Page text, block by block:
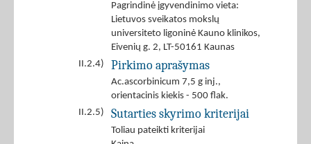
Pagrindinė įgyvendinimo vieta:
Lietuvos sveikatos mokslų
universiteto ligoninė Kauno klinikos,
Eivenių g. 2, LT-50161 Kaunas
II.2.4)
Pirkimo aprašymas
Ac.ascorbinicum 7,5 g inj.,
orientacinis kiekis - 500 flak.
II.2.5)
Sutarties skyrimo kriterijai
Toliau pateikti kriterijai